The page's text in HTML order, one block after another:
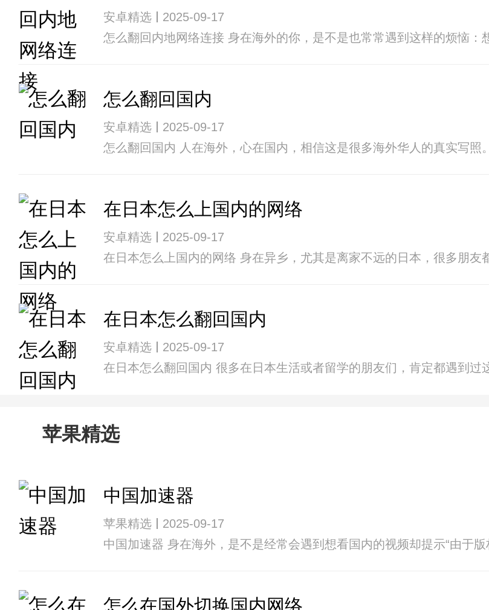
安卓精选
2025-09-17
怎么翻回内地网络连接 身在海外的你，是不是也常常遇到这样的烦恼
怎么翻回国内
安卓精选
2025-09-17
怎么翻回国内 人在海外，心在国内，相信这是很多海外华人的真实写
在日本怎么上国内的网络
安卓精选
2025-09-17
在日本怎么上国内的网络 身在异乡，尤其是离家不远的日本，很多朋
在日本怎么翻回国内
安卓精选
2025-09-17
在日本怎么翻回国内 很多在日本生活或者留学的朋友们，肯定都遇到
苹果精选
中国加速器
苹果精选
2025-09-17
中国加速器 身在海外，是不是经常会遇到想看国内的视频却提示“由于
怎么在国外切换国内网络